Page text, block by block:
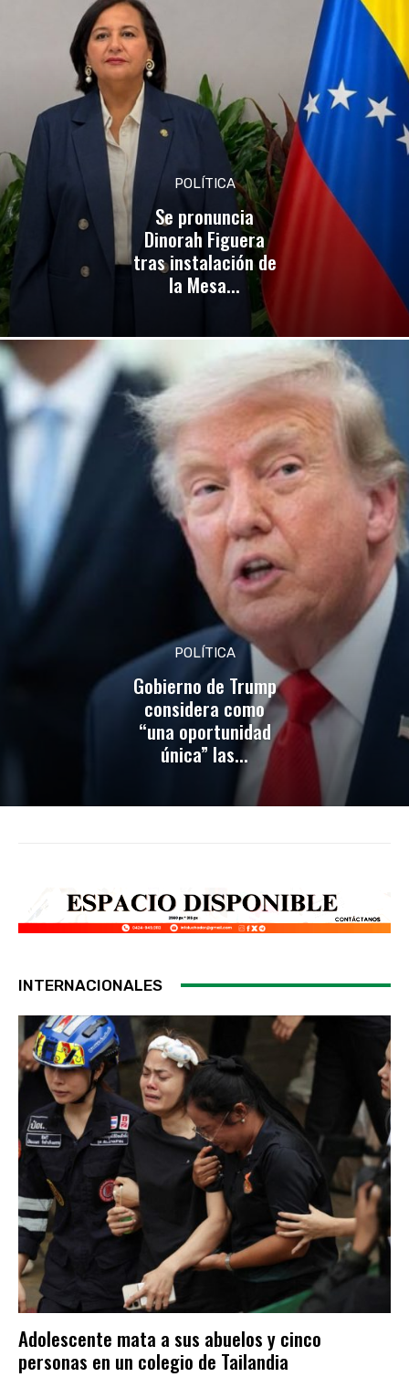
POLÍTICA
Se pronuncia
Dinorah Figuera
tras instalación de
la Mesa...
POLÍTICA
Gobierno de Trump
considera como
“una oportunidad
única” las...
INTERNACIONALES
Adolescente mata a sus abuelos y cinco
personas en un colegio de Tailandia